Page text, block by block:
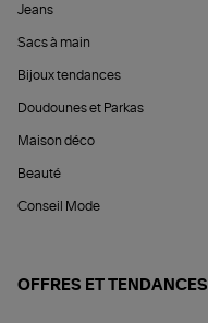
Jeans
Sacs à main
Bijoux tendances
Doudounes et Parkas
Maison déco
Beauté
Conseil Mode
OFFRES ET TENDANCES